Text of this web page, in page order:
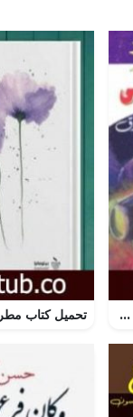
تحميل كتاب الفارس الثاني ج4 – سلسلة ملف المستقبل PDF تأليف نبيل فاروق مجانا [كامل]